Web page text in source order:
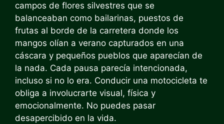
campos de flores silvestres que se
balanceaban como bailarinas, puestos de
frutas al borde de la carretera donde los
mangos olían a verano capturados en una
cáscara y pequeños pueblos que aparecían de
la nada. Cada pausa parecía intencionada,
incluso si no lo era. Conducir una motocicleta te
obliga a involucrarte visual, física y
emocionalmente. No puedes pasar
desapercibido en la vida.